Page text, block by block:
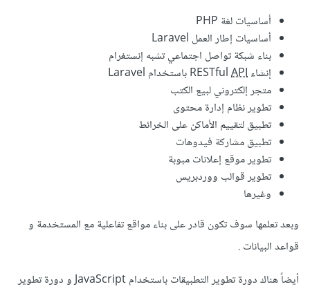
أساسيات لغة PHP
أساسيات إطار العمل Laravel
بناء شبكة تواصل اجتماعي تشبه إنستغرام
إنشاء RESTfulAPI
باستخدام Laravel
متجر إلكتروني لبيع الكتب
تطوير نظام إدارة محتوى
تطبيق لتقييم الأماكن على الخرائط
تطبيق مشاركة فيدوهات
تطوير موقع إعلانات مبوبة
تطوير قوالب ووردبريس
وغيرها
وبعد تعلمها سوف تكون قادر على بناء مواقع تفاعلية مع المستخدمة و
قواعد البيانات .
أيضاً هناك دورة تطوير التطبيقات باستخدام JavaScript و دورة تطوير